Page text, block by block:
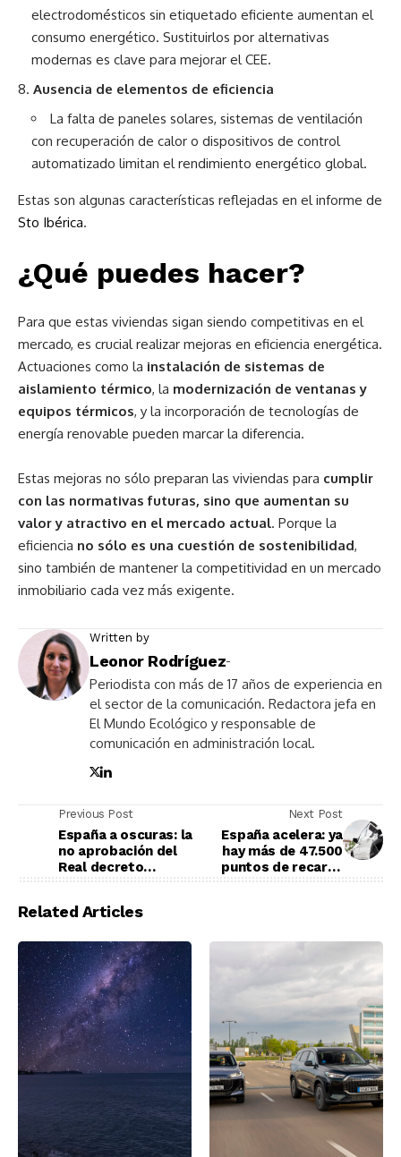
electrodomésticos sin etiquetado eficiente aumentan el
consumo energético. Sustituirlos por alternativas
modernas es clave para mejorar el CEE.
Ausencia de elementos de eficiencia
La falta de paneles solares, sistemas de ventilación
con recuperación de calor o dispositivos de control
automatizado limitan el rendimiento energético global.
Estas son algunas características reflejadas en el informe de
Sto Ibérica.
¿Qué puedes hacer?
Para que estas viviendas sigan siendo competitivas en el
mercado, es crucial realizar mejoras en eficiencia energética.
Actuaciones como la instalación de sistemas de
aislamiento térmico, la modernización de ventanas y
equipos térmicos, y la incorporación de tecnologías de
energía renovable pueden marcar la diferencia.
Estas mejoras no sólo preparan las viviendas para cumplir
con las normativas futuras, sino que aumentan su
valor y atractivo en el mercado actual. Porque la
eficiencia no sólo es una cuestión de sostenibilidad,
sino también de mantener la competitividad en un mercado
inmobiliario cada vez más exigente.
Written by
Leonor Rodríguez-
Periodista con más de 17 años de experiencia en
el sector de la comunicación. Redactora jefa en
El Mundo Ecológico y responsable de
comunicación en administración local.
Previous Post
España a oscuras: la
no aprobación del
Real decreto
vilo
Next Post
España acelera: ya
hay más de 47.500
puntos de recarga
Related Articles